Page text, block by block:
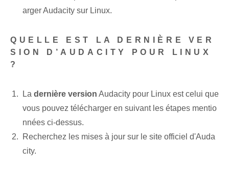
arger Audacity sur Linux.
QUELLE EST LA DERNIÈRE VER
SION D’AUDACITY POUR LINUX
?
La dernière version Audacity pour Linux est celui que
vous pouvez télécharger en suivant les étapes mentio
nnées ci-dessus.
Recherchez les mises à jour sur le site officiel d'Auda
city.